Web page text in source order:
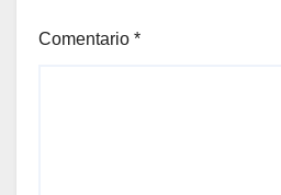
Comentario *